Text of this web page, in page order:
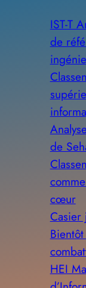
IST-T
de
de
cœur
Casier
HEI